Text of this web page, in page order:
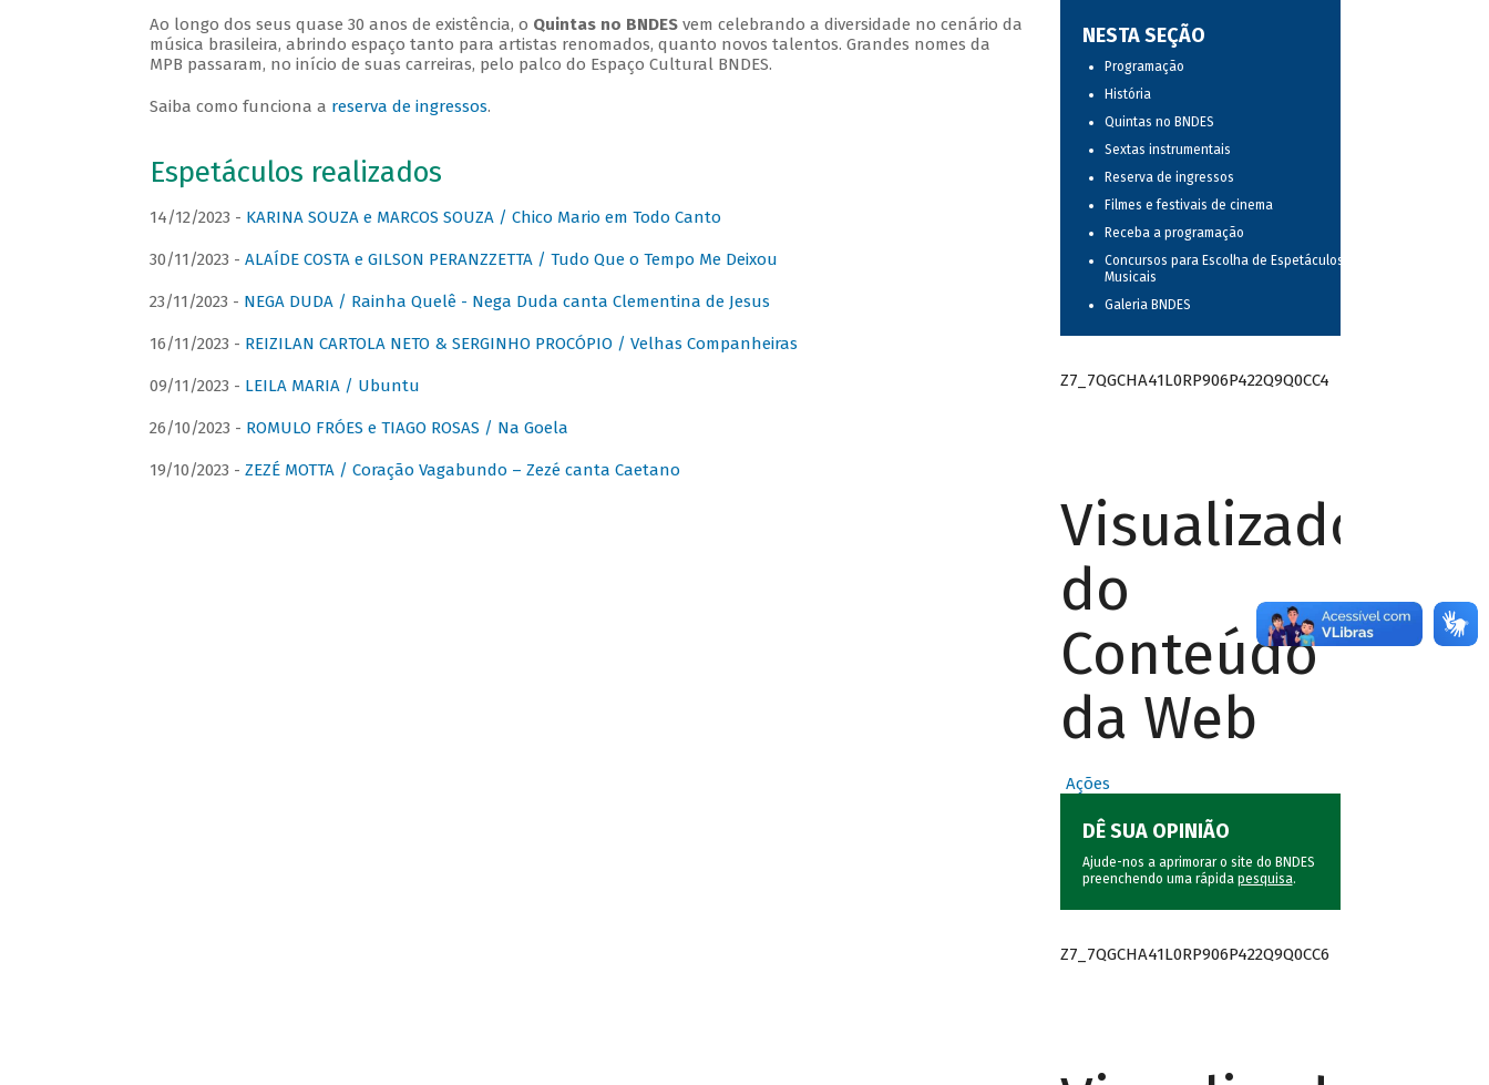
Ao longo dos seus quase 30 anos de existência, o Quintas no BNDESvem celebrando a diversidade no cenário da
música brasileira, abrindo espaço tanto para artistas renomados, quanto novos talentos. Grandes nomes da
MPB passaram, no início de suas carreiras, pelo palco do Espaço Cultural BNDES.
Saiba como funciona a reserva de ingressos.
Espetáculos realizados
14/12/2023 - KARINA SOUZA e MARCOS SOUZA / Chico Mario em Todo Canto
30/11/2023 - ALAÍDE COSTA e GILSON PERANZZETTA / Tudo Que o Tempo Me Deixou
23/11/2023 - NEGA DUDA / Rainha Quelê - Nega Duda canta Clementina de Jesus
16/11/2023 - REIZILAN CARTOLA NETO & SERGINHO PROCÓPIO / Velhas Companheiras
09/11/2023 - LEILA MARIA / Ubuntu
26/10/2023 - ROMULO FRÓES e TIAGO ROSAS / Na Goela
19/10/2023 - ZEZÉ MOTTA / Coração Vagabundo – Zezé canta Caetano
NESTA SEÇÃO
Programação
História
Quintas no BNDES
Sextas instrumentais
Reserva de ingressos
Filmes e festivais de cinema
Receba a programação
Concursos para Escolha de Espetáculos
Musicais
Galeria BNDES
Z7_7QGCHA41L0RP906P422Q9Q0CC4
Visualizador
do
Conteúdo
da Web
Ações
DÊ SUA OPINIÃO
Ajude-nos a aprimorar o site do BNDES
preenchendo uma rápida pesquisa.
Z7_7QGCHA41L0RP906P422Q9Q0CC6